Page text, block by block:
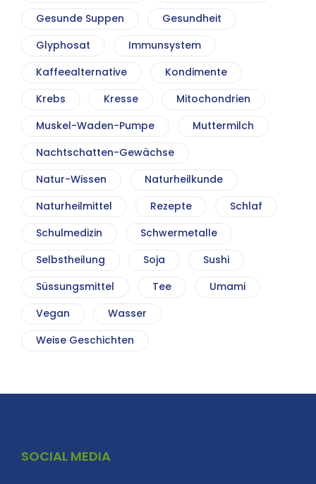
Gesunde Suppen
Gesundheit
Glyphosat
Immunsystem
Kaffeealternative
Kondimente
Krebs
Kresse
Mitochondrien
Muskel-Waden-Pumpe
Muttermilch
Nachtschatten-Gewächse
Natur-Wissen
Naturheilkunde
Naturheilmittel
Rezepte
Schlaf
Schulmedizin
Schwermetalle
Selbstheilung
Soja
Sushi
Süssungsmittel
Tee
Umami
Vegan
Wasser
Weise Geschichten
SOCIAL MEDIA